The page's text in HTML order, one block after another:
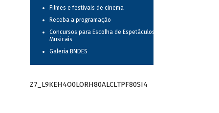
Filmes e festivais de cinema
Receba a programação
Concursos para Escolha de Espetáculos
Musicais
Galeria BNDES
Z7_L9KEH4O0LORH80ALCLTPF80SI4